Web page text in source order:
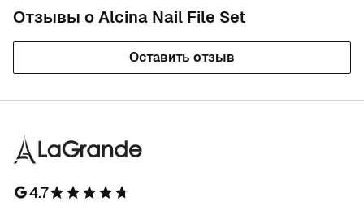
Отзывы о Alcina Nail File Set
Оставить отзыв
4.7